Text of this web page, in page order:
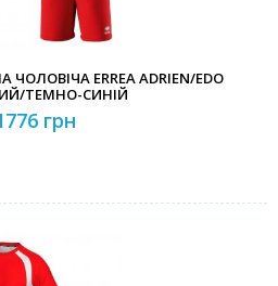
ERREA ADRIEN/EDO
ТЕМНО-СИНІЙ
грн